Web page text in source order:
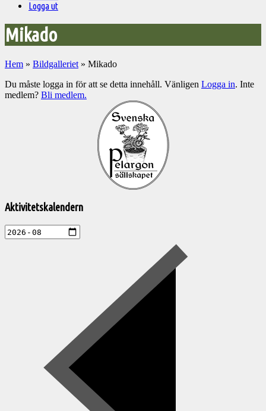
Logga ut
Mikado
Hem » Bildgalleriet » Mikado
Du måste logga in för att se detta innehåll. Vänligen Logga in. Inte
medlem? Bli medlem.
Pelargonsällskapets
Aktivitetskalendern